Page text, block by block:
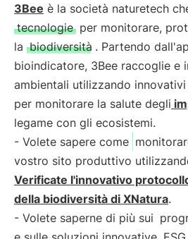
3Bee è la società naturetech
tecnologie per monitorare,
la biodiversità . Partendo
bioindicatore, 3Bee raccoglie e
ambientali utilizzando
per monitorare la salute degli
legame con gli ecosistemi.
- Volete sapere come
vostro sito produttivo
Verificate l'innovativo
della biodiversità di XNatura.
- Volete saperne di più sui